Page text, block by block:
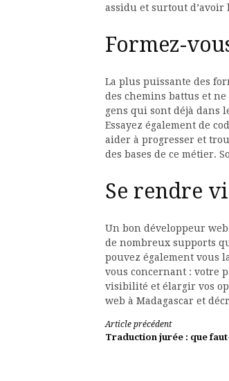
assidu et surtout d’avoir
Formez-
La plus puissante des
des chemins battus et
gens qui sont déjà dans
Essayez également de
aider à progresser et
des bases de ce métier.
Se rendre
Un bon développeur
de nombreux supports
pouvez également vous
vous concernant : votre
visibilité et élargir vos
web à Madagascar et
Lire
Article précédent
Traduction jurée : que